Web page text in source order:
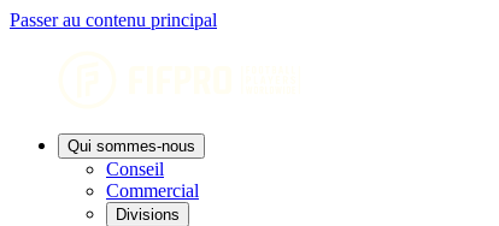
Passer au contenu principal
Qui sommes-nous
Conseil
Commercial
Divisions